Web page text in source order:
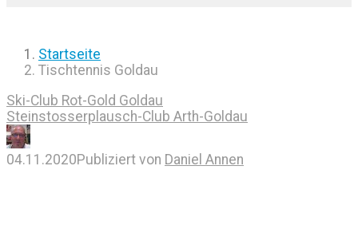
Startseite
Tischtennis Goldau
Ski-Club Rot-Gold Goldau
Steinstosserplausch-Club Arth-Goldau
04.11.2020Publiziert von Daniel Annen